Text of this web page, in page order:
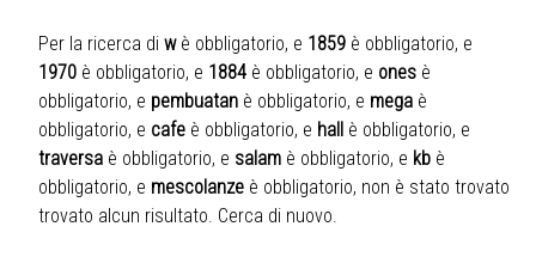
Per la ricerca di wè obbligatorio, e 1859 è obbligatorio, e
1970 è obbligatorio, e 1884 è obbligatorio, e ones è
obbligatorio, e pembuatan è obbligatorio, e mega è
obbligatorio, e cafe è obbligatorio, e hall è obbligatorio, e
traversa è obbligatorio, e salam è obbligatorio, e kb è
obbligatorio, e mescolanze è obbligatorio, non è stato trovato
trovato alcun risultato. Cerca di nuovo.